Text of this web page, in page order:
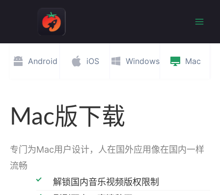
Android iOS Windows Mac
Mac版下载
专门为Mac用户设计，人在国外应用像在国内一样
流畅
解锁国内音乐视频版权限制